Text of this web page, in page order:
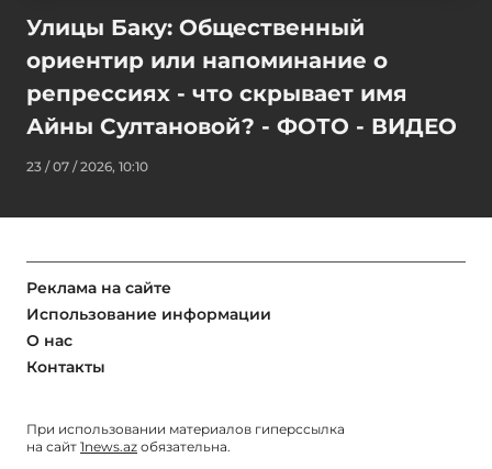
Улицы Баку: Общественный
ориентир или напоминание о
репрессиях - что скрывает имя
Айны Султановой? - ФОТО - ВИДЕО
23 / 07 / 2026, 10:10
Реклама на сайте
Использование информации
О нас
Контакты
При использовании материалов гиперссылка
на сайт 1news.az обязательна.